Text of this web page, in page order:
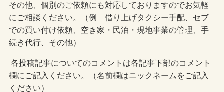
その他、個別のご依頼にも対応しておりますのでお気軽
にご相談ください。（例 借り上げタクシー手配、セブ
での買い付け依頼、空き家・民泊・現地事業の管理、手
続き代行、その他）
各投稿記事についてのコメントは各記事下部のコメント
欄にご記入ください。（名前欄はニックネームをご記入
ください）